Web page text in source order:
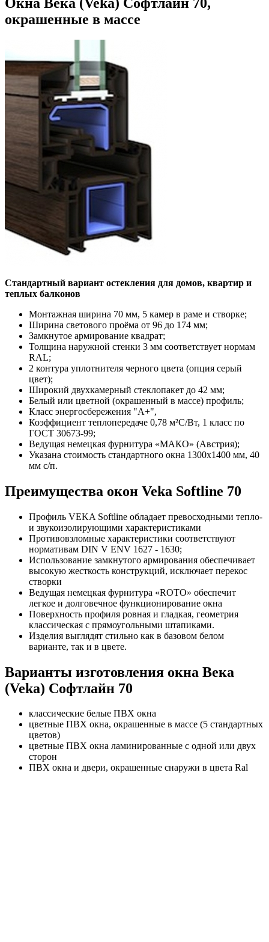
окрашенные в массе
Стандартный вариант остекления для домов, квартир и
теплых балконов
Монтажная ширина 70 мм, 5 камер в раме и створке;
Ширина светового проёма от 96 до 174 мм;
Замкнутое армирование квадрат;
Толщина наружной стенки 3 мм соответствует нормам
RAL;
2 контура уплотнителя черного цвета (опция серый
цвет);
Широкий двухкамерный стеклопакет до 42 мм;
Белый или цветной (окрашенный в массе) профиль;
Класс энергосбережения "А+",
Коэффициент теплопередаче 0,78 м²С/Вт, 1 класс по
ГОСТ 30673-99;
Ведущая немецкая фурнитура «МАКО» (Австрия);
Указана стоимость стандартного окна 1300х1400 мм, 40
мм с/п.
Преимущества окон Veka Softline 70
Профиль VEKA Softline обладает превосходными тепло-
и звукоизолирующими характеристиками
Противовзломные характеристики соответствуют
нормативам DIN V ENV 1627 - 1630;
Использование замкнутого армирования обеспечивает
высокую жесткость конструкций, исключает перекос
створки
Ведущая немецкая фурнитура «ROTO» обеспечит
легкое и долговечное функционирование окна
Поверхность профиля ровная и гладкая, геометрия
классическая с прямоугольными штапиками.
Изделия выглядят стильно как в базовом белом
варианте, так и в цвете.
Варианты изготовления окна Века
(Veka) Софтлайн 70
классические белые ПВХ окна
цветные ПВХ окна, окрашенные в массе (5 стандартных
цветов)
цветные ПВХ окна ламинированные с одной или двух
сторон
ПВХ окна и двери, окрашенные снаружи в цвета Ral